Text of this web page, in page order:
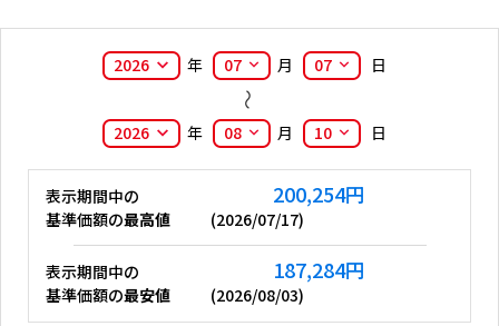
2026 年 07 月 07 日
2026 年 08 月 10 日
表示期間中の
基準価額の最高値
200,254円
(2026/07/17)
表示期間中の
基準価額の最安値
187,284円
(2026/08/03)